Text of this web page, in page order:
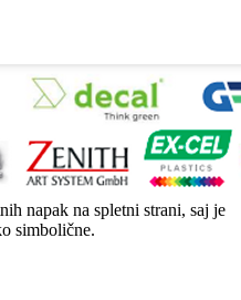
napak na spletni strani, saj je
simbolične.